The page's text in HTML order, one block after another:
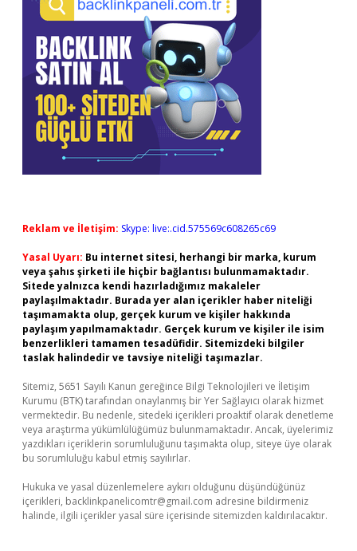
Reklam ve İletişim: Skype: live:.cid.575569c608265c69
Yasal Uyarı: Bu internet sitesi, herhangi bir marka, kurum
veya şahıs şirketi ile hiçbir bağlantısı bulunmamaktadır.
Sitede yalnızca kendi hazırladığımız makaleler
paylaşılmaktadır. Burada yer alan içerikler haber niteliği
taşımamakta olup, gerçek kurum ve kişiler hakkında
paylaşım yapılmamaktadır. Gerçek kurum ve kişiler ile isim
benzerlikleri tamamen tesadüfidir. Sitemizdeki bilgiler
taslak halindedir ve tavsiye niteliği taşımazlar.
Sitemiz, 5651 Sayılı Kanun gereğince Bilgi Teknolojileri ve İletişim
Kurumu (BTK) tarafından onaylanmış bir Yer Sağlayıcı olarak hizmet
vermektedir. Bu nedenle, sitedeki içerikleri proaktif olarak denetleme
veya araştırma yükümlülüğümüz bulunmamaktadır. Ancak, üyelerimiz
yazdıkları içeriklerin sorumluluğunu taşımakta olup, siteye üye olarak
bu sorumluluğu kabul etmiş sayılırlar.
Hukuka ve yasal düzenlemelere aykırı olduğunu düşündüğünüz
içerikleri, backlinkpanelicomtr@gmail.com adresine bildirmeniz
halinde, ilgili içerikler yasal süre içerisinde sitemizden kaldırılacaktır.